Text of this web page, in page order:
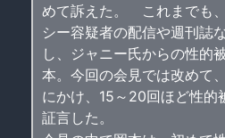
めて訴えた。 これまでも
シー容疑者の配信や週刊誌
し、ジャニー氏からの性的
本。今回の会見では改めて
にかけ、15～20回ほど性的
証言した。